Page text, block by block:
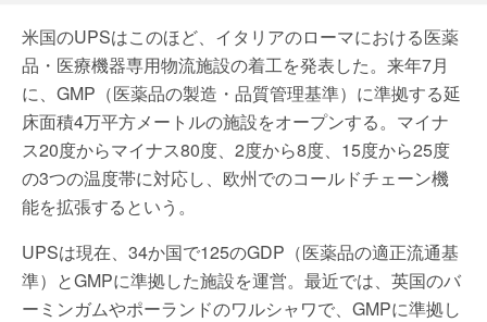
米国のUPSはこのほど、イタリアのローマにおける医薬
品・医療機器専用物流施設の着工を発表した。来年7月
に、GMP（医薬品の製造・品質管理基準）に準拠する延
床面積4万平方メートルの施設をオープンする。マイナ
ス20度からマイナス80度、2度から8度、15度から25度
の3つの温度帯に対応し、欧州でのコールドチェーン機
能を拡張するという。
UPSは現在、34か国で125のGDP（医薬品の適正流通基
準）とGMPに準拠した施設を運営。最近では、英国のバ
ーミンガムやポーランドのワルシャワで、GMPに準拠し